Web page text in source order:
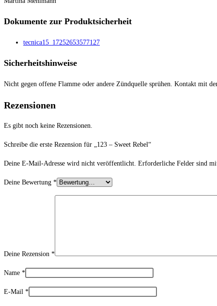
Dokumente zur Produktsicherheit
tecnica15_17252653577127
Sicherheitshinweise
Nicht gegen offene Flamme oder andere Zündquelle sprühen. Kontakt mit
Rezensionen
Es gibt noch keine Rezensionen.
Schreibe die erste Rezension für „123 – Sweet Rebel“
Deine E-Mail-Adresse wird nicht veröffentlicht. Erforderliche Felder sind
Deine Bewertung *
Deine Rezension *
Name *
E-Mail *